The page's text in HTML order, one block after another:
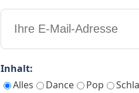
Inhalt:
Alles
Dance Pop